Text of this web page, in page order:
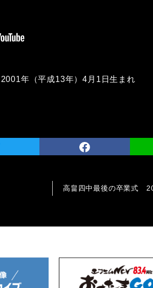
年（平成13年）4月1日生まれ
高畠四中最後の卒業式